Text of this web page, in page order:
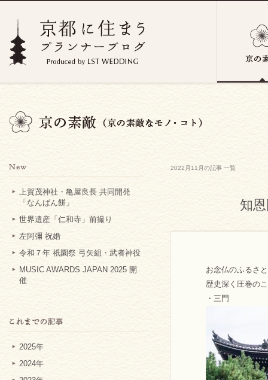
上賀茂神社・亀屋良長 共同開発
「なんばん餅」
世界遺産「仁和寺」前撮り
左阿彌 祝婚
令和７年 祇園祭 弓矢組・武者神役
MUSIC AWARDS JAPAN 2025 開
催
2025年
2024年
2022月11月の記事 一覧
知
お念仏のふるさ
歴史深く圧巻の
・三門